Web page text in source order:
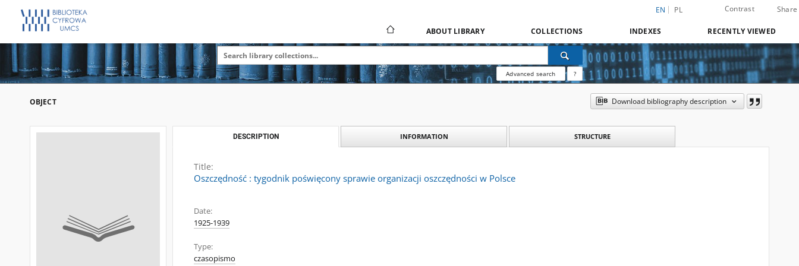
EN PL Contrast Share
ABOUT LIBRARY COLLECTIONS INDEXES RECENTLY VIEWED
Advanced search ?
OBJECT Download bibliography description
DESCRIPTION INFORMATION STRUCTURE
Title:
Oszczędność : tygodnik poświęcony sprawie organizacji oszczędności w Polsce
Date:
1925-1939
Type:
czasopismo